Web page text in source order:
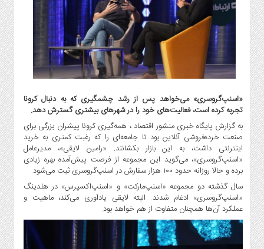
گاز
و
پتروشیمی
و
خودرو
استارت
آپ
و
فن
آوری
بانک
،
بیمه
و
ارز
دیجیتال
کشاورزی
«اسنپ‌گروسری» می‌خواهد پس از رشد چشمگیری که به دنبال کرونا
تجربه کرده است، فعالیت‌های خود را در شهرهای بیشتری گسترش دهد.
به گزارش پایگاه خبری منشور اقتصاد ، همه‌گیری کرونا پیشران بزرگی برای
صنعت خرده‌فروشی آنلاین بود تا جامعه‌ای را که رغبت کمتری به خرید
اینترنتی داشت، به این بازار بکشانند. «رامین لایقی»، مدیرعامل
«اسنپ‌گروسری»، می‌گوید این مجموعه از فرصت پیش‌آمده بهره زیادی
برده و حالا روزانه حدود ۱۰۰ هزار سفارش در اسنپ‌گروسری ثبت می‌شود.
سال گذشته دو مجموعه «اسنپ‌مارکت» و «اسنپ‌اکسپرس» در هلدینگ
«اسنپ‌گروسری» ادغام شدند. البته لایقی یادآوری می‌کند، ماهیت و
عملکرد آن‌ها همچنان متفاوت از هم خواهد بود.